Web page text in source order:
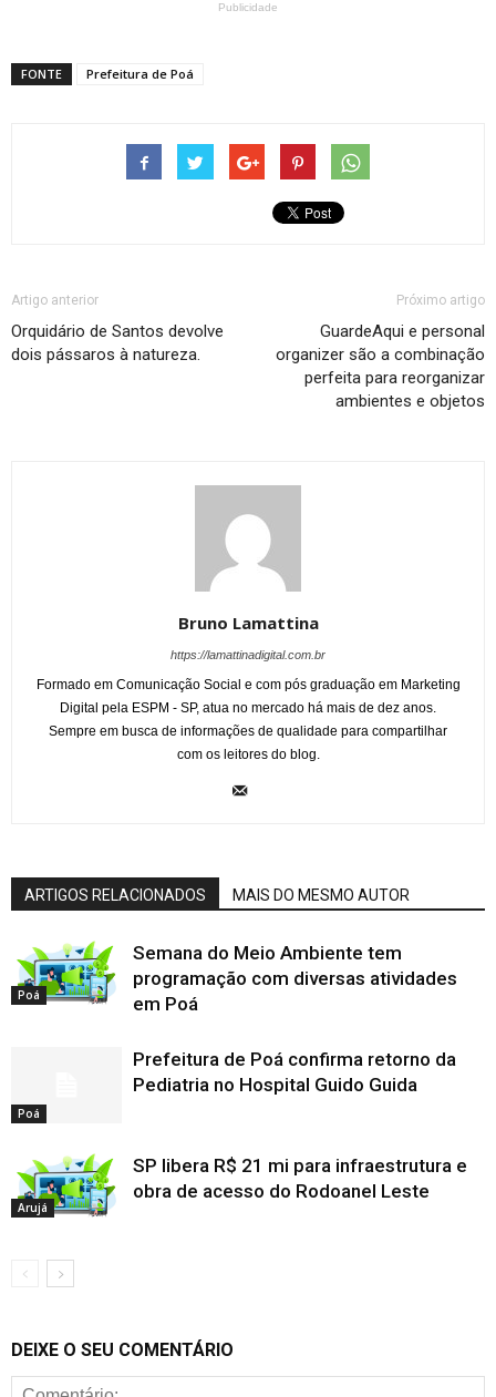
Publicidade
FONTE Prefeitura de Poá
Artigo anterior
Orquidário de Santos devolve
dois pássaros à natureza.
Próximo artigo
GuardeAqui e personal
organizer são a combinação
perfeita para reorganizar
ambientes e objetos
Bruno Lamattina
https://lamattinadigital.com.br
Formado em Comunicação Social e com pós graduação em Marketing
Digital pela ESPM - SP, atua no mercado há mais de dez anos.
Sempre em busca de informações de qualidade para compartilhar
com os leitores do blog.
ARTIGOS RELACIONADOS MAIS DO MESMO AUTOR
Poá
Semana do Meio Ambiente tem
programação com diversas atividades
em Poá
Poá
Prefeitura de Poá confirma retorno da
Pediatria no Hospital Guido Guida
Arujá
SP libera R$ 21 mi para infraestrutura e
obra de acesso do Rodoanel Leste
DEIXE O SEU COMENTÁRIO